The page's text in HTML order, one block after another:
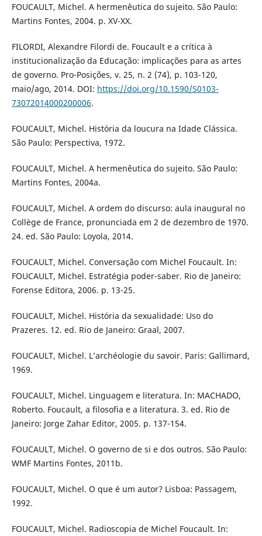
FOUCAULT, Michel. A hermenêutica do sujeito. São Paulo:
Martins Fontes, 2004. p. XV-XX.
FILORDI, Alexandre Filordi de. Foucault e a crítica à
institucionalização da Educação: implicações para as artes
de governo. Pro-Posições, v. 25, n. 2 (74), p. 103-120,
maio/ago, 2014. DOI: https://doi.org/10.1590/S0103-
73072014000200006.
FOUCAULT, Michel. História da loucura na Idade Clássica.
São Paulo: Perspectiva, 1972.
FOUCAULT, Michel. A hermenêutica do sujeito. São Paulo:
Martins Fontes, 2004a.
FOUCAULT, Michel. A ordem do discurso: aula inaugural no
Collège de France, pronunciada em 2 de dezembro de 1970.
24. ed. São Paulo: Loyola, 2014.
FOUCAULT, Michel. Conversação com Michel Foucault. In:
FOUCAULT, Michel. Estratégia poder-saber. Rio de Janeiro:
Forense Editora, 2006. p. 13-25.
FOUCAULT, Michel. História da sexualidade: Uso do
Prazeres. 12. ed. Rio de Janeiro: Graal, 2007.
FOUCAULT, Michel. L’archéologie du savoir. Paris: Gallimard,
1969.
FOUCAULT, Michel. Linguagem e literatura. In: MACHADO,
Roberto. Foucault, a filosofia e a literatura. 3. ed. Rio de
Janeiro: Jorge Zahar Editor, 2005. p. 137-154.
FOUCAULT, Michel. O governo de si e dos outros. São Paulo:
WMF Martins Fontes, 2011b.
FOUCAULT, Michel. O que é um autor? Lisboa: Passagem,
1992.
FOUCAULT, Michel. Radioscopia de Michel Foucault. In: